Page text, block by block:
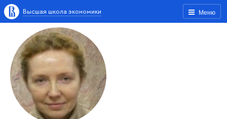
Меню
Высшая школа экономики